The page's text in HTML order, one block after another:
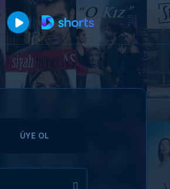
ÜYE OL